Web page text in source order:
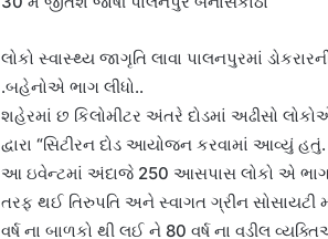
લોકો સ્વાસ્થ્ય જાગૃતિ લાવા પાલનપુરમાં
.બહેનોએ ભાગ લીધો..
શહેરમાં છ કિલોમીટર અંતરે દોડમાં અઢીસો
દ્વારા “સિટીરન દોડ આયોજન કરવામાં આવ્યું
આ ઇવેન્ટમાં અંદાજે 250 આસપાસ લોકો એ ભાગ
તરફ થઈ તિરુપતિ અને સ્વાગત ગ્રીન સોસાયટી
વર્ષ ના બાળકો થી લઈ ને 80 વર્ષ ના વડીલ